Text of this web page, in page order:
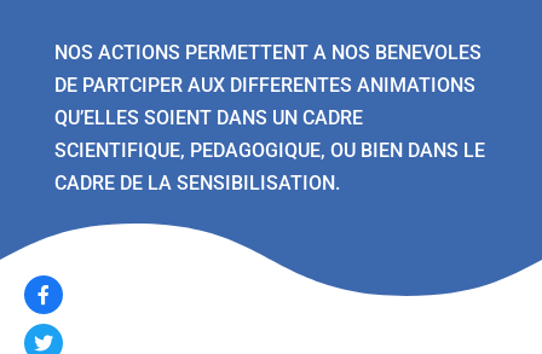
NOS ACTIONS PERMETTENT A NOS BENEVOLES
DE PARTCIPER AUX DIFFERENTES ANIMATIONS
QU’ELLES SOIENT DANS UN CADRE
SCIENTIFIQUE, PEDAGOGIQUE, OU BIEN DANS LE
CADRE DE LA SENSIBILISATION.